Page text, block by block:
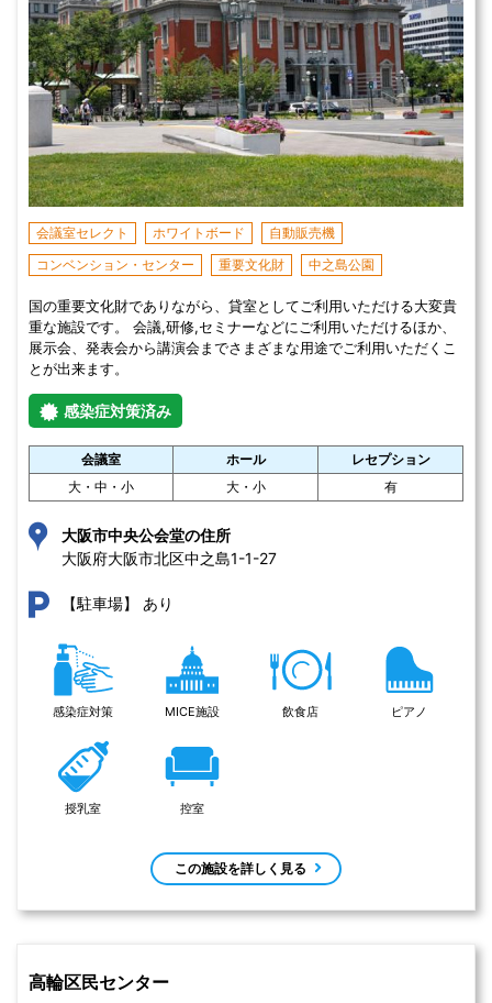
会議室セレクト ホワイトボード
自動販売機
コンベンション・センター
重要文化財 中之島公園
国の重要文化財でありながら、貸室としてご利用いただける大変貴
重な施設です。 会議,研修,セミナーなどにご利用いただけるほか、
展示会、発表会から講演会までさまざまな用途でご利用いただくこ
とが出来ます。
感染症対策済み
会議室 ホール
レセプション
大・中・小
大・小 有
大阪市中央公会堂の住所
大阪府大阪市北区中之島1-1-27
【駐車場】 あり
感染症対策 MICE施設 飲食店 ピアノ
授乳室 控室
この施設を詳しく見る
高輪区民センター